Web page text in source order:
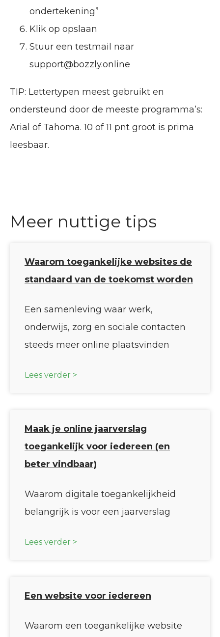
ondertekening”
Klik op opslaan
Stuur een testmail naar
support@bozzly.online
TIP: Lettertypen meest gebruikt en
ondersteund door de meeste programma’s:
Arial of Tahoma. 10 of 11 pnt groot is prima
leesbaar.
Meer nuttige tips
Waarom toegankelijke websites de
standaard van de toekomst worden
Een samenleving waar werk,
onderwijs, zorg en sociale contacten
steeds meer online plaatsvinden
Lees verder >
Maak je online jaarverslag
toegankelijk voor iedereen (en
beter vindbaar)
Waarom digitale toegankelijkheid
belangrijk is voor een jaarverslag
Lees verder >
Een website voor iedereen
Waarom een toegankelijke website